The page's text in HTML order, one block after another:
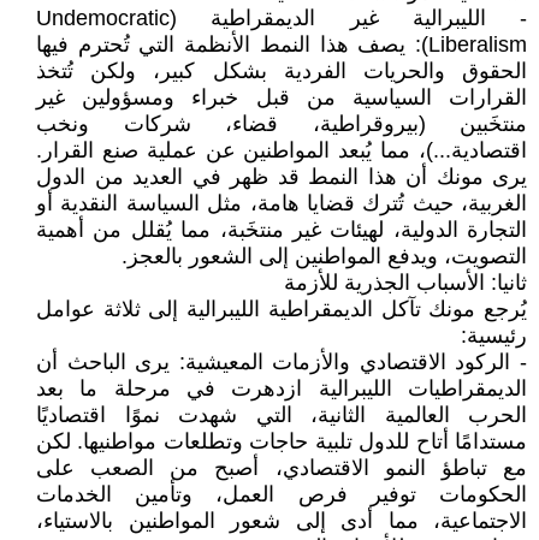
- الليبرالية غير الديمقراطية (Undemocratic
Liberalism): يصف هذا النمط الأنظمة التي تُحترم فيها
الحقوق والحريات الفردية بشكل كبير، ولكن تُتخذ
القرارات السياسية من قبل خبراء ومسؤولين غير
منتخَبين (بيروقراطية، قضاء، شركات ونخب
اقتصادية...)، مما يُبعد المواطنين عن عملية صنع القرار.
يرى مونك أن هذا النمط قد ظهر في العديد من الدول
الغربية، حيث تُترك قضايا هامة، مثل السياسة النقدية أو
التجارة الدولية، لهيئات غير منتخَبة، مما يُقلل من أهمية
التصويت، ويدفع المواطنين إلى الشعور بالعجز.
ثانيا: الأسباب الجذرية للأزمة
يُرجع مونك تآكل الديمقراطية الليبرالية إلى ثلاثة عوامل
رئيسية:
- الركود الاقتصادي والأزمات المعيشية: يرى الباحث أن
الديمقراطيات الليبرالية ازدهرت في مرحلة ما بعد
الحرب العالمية الثانية، التي شهدت نموًا اقتصاديًا
مستدامًا أتاح للدول تلبية حاجات وتطلعات مواطنيها. لكن
مع تباطؤ النمو الاقتصادي، أصبح من الصعب على
الحكومات توفير فرص العمل، وتأمين الخدمات
الاجتماعية، مما أدى إلى شعور المواطنين بالاستياء،